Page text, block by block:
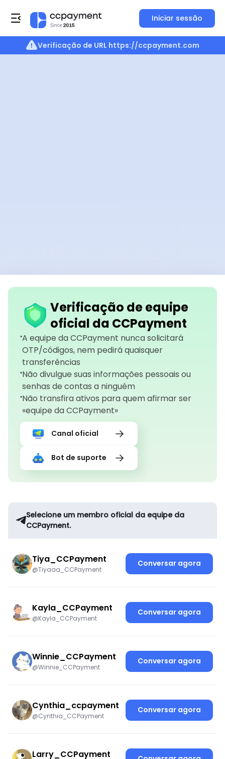
Iniciar sessão
Verificação de URL https://ccpayment.com
Verificação de equipe
oficial da CCPayment
A equipe da CCPayment nunca solicitará
OTP/códigos, nem pedirá quaisquer
transferências
Não divulgue suas informações pessoais ou
senhas de contas a ninguém
Não transfira ativos para quem afirmar ser
«equipe da CCPayment»
Canal oficial
Bot de suporte
Selecione um membro oficial da equipe da
CCPayment.
Tiya_CCPayment
@Tiyaaa_CCPayment
Conversar agora
Kayla_CCPayment
@Kayla_CCPayment
Conversar agora
Winnie_CCPayment
@Winnie_CCPayment
Conversar agora
Cynthia_ccpayment
@Cynthia_CCPayment
Conversar agora
Larry_CCPayment